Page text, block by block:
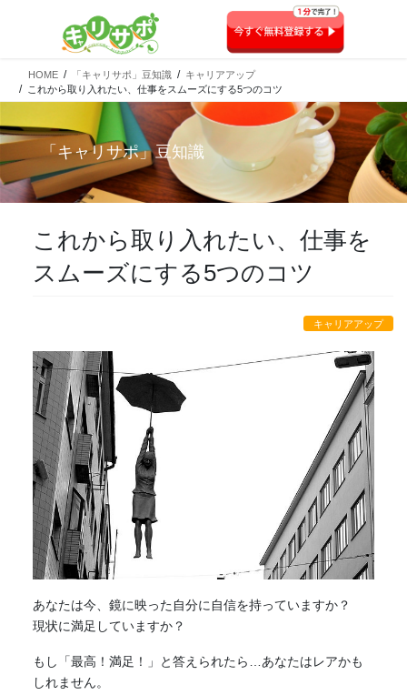
HOME 「キャリサポ」豆知識
キャリアアップ
これから取り入れたい、仕事をスムーズにする5つのコツ
「キャリサポ」豆知識
これから取り入れたい、仕事を
スムーズにする5つのコツ
キャリアアップ
あなたは今、鏡に映った自分に自信を持っていますか？
現状に満足していますか？
もし「最高！満足！」と答えられたら…あなたはレアかも
しれません。